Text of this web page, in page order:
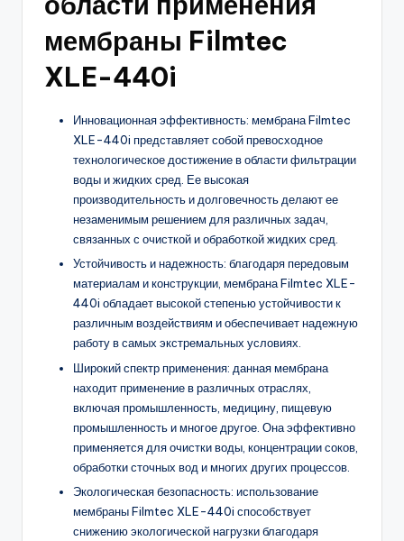
мембраны Filmtec
XLE-440i
Инновационная эффективность: мембрана Filmtec
XLE-440i представляет собой превосходное
технологическое достижение в области фильтрации
воды и жидких сред. Ее высокая
производительность и долговечность делают ее
незаменимым решением для различных задач,
связанных с очисткой и обработкой жидких сред.
Устойчивость и надежность: благодаря передовым
материалам и конструкции, мембрана Filmtec XLE-
440i обладает высокой степенью устойчивости к
различным воздействиям и обеспечивает надежную
работу в самых экстремальных условиях.
Широкий спектр применения: данная мембрана
находит применение в различных отраслях,
включая промышленность, медицину, пищевую
промышленность и многое другое. Она эффективно
применяется для очистки воды, концентрации соков,
обработки сточных вод и многих других процессов.
Экологическая безопасность: использование
мембраны Filmtec XLE-440i способствует
снижению экологической нагрузки благодаря